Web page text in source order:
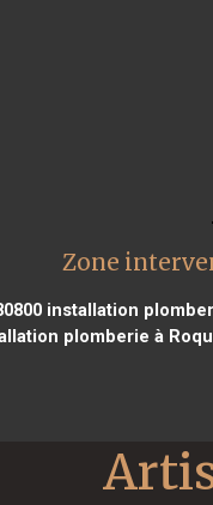
Zone
installation
plomberie à